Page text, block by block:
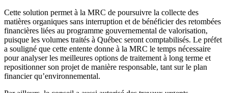
Cette solution permet à la MRC de poursuivre la collecte des
matières organiques sans interruption et de bénéficier des retombées
financières liées au programme gouvernemental de valorisation,
puisque les volumes traités à Québec seront comptabilisés. Le préfet
a souligné que cette entente donne à la MRC le temps nécessaire
pour analyser les meilleures options de traitement à long terme et
repositionner son projet de manière responsable, tant sur le plan
financier qu’environnemental.